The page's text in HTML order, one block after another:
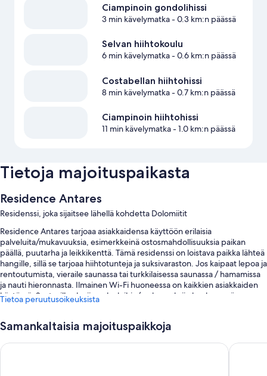
Ciampinoin gondolihissi
3 min kävelymatka- 0.3 km:n päässä
Selvan hiihtokoulu
6 min kävelymatka- 0.6 km:n päässä
Costabellan hiihtohissi
8 min kävelymatka- 0.7 km:n päässä
Ciampinoin hiihtohissi
11 min kävelymatka- 1.0 km:n päässä
Tietoja majoituspaikasta
Residence Antares
Residenssi, joka sijaitsee lähellä kohdetta Dolomiitit
Residence Antares tarjoaa asiakkaidensa käyttöön erilaisia
palveluita/mukavuuksia, esimerkkeinä ostosmahdollisuuksia paikan
päällä, puutarha ja leikkikenttä. Tämä residenssi on loistava paikka lähteä
hangille, sillä se tarjoaa hiihtotunteja ja suksivaraston. Jos kaipaat lepoa ja
rentoutumista, vieraile saunassa tai turkkilaisessa saunassa / hamamissa
ja nauti hieronnasta. Ilmainen Wi-Fi huoneessa on kaikkien asiakkaiden
käytössä. Saatavilla oleviin palveluihin/mukavuuksiin kuuluu myös
pelihalli/-huone ja kuivapesula-/pesulapalvelut.
Lisäksi asiakkailla on käytössään tällaiset edut:
Sisäuima-allas
Tietoa peruutusoikeuksista
Samankaltaisia majoituspaikkoja
Apartments Lores Hotel